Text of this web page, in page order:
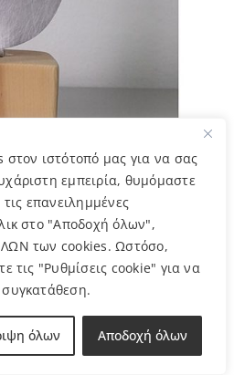
στον ιστότοπό μας για να σας
εμπειρία, θυμόμαστε
επανειλημμένες
στο "Αποδοχή όλων",
των cookies. Ωστόσο,
τις "Ρυθμίσεις cookie" για να
όλων Αποδοχή όλων
of stock